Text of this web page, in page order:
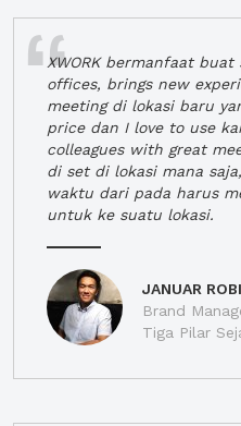
XWORK bermanfaat
offices, brings new
meeting di lokasi baru
price dan I love to use
colleagues with great
di set di lokasi mana
waktu dari pada harus
untuk ke suatu lokasi.
JANUAR
Brand
Tiga Pilar